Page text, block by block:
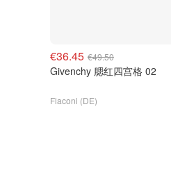
€36.45 €49.50
Givenchy 腮红四宫格 02
Flaconi (DE)